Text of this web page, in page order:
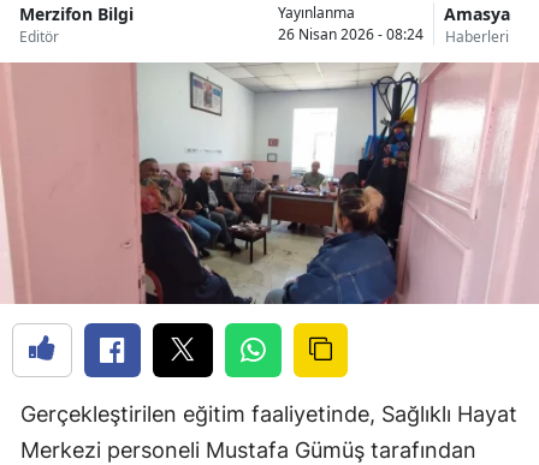
Merzifon Bilgi
Editör
Yayınlanma
26 Nisan 2026 - 08:24
Amasya
Haberleri
Gerçekleştirilen eğitim faaliyetinde, Sağlıklı Hayat
Merkezi personeli Mustafa Gümüş tarafından